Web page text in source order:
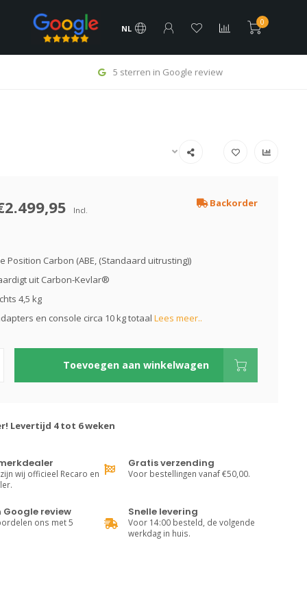
NL
0
5 sterren in Google review
Incl.
Backorder
Position Carbon (ABE, (Standaard uitrusting))
uit Carbon-Kevlar®
4,5 kg
en console circa 10 kg totaal Lees meer..
Toevoegen aan winkelwagen
Levertijd 4 tot 6 weken
wij officieel Recaro en
Gratis verzending
Voor bestellingen vanaf €50,00.
Google review
ons met 5
Snelle levering
Voor 14:00 besteld, de volgende
werkdag in huis.